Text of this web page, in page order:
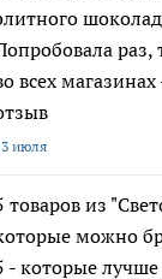
раз,
всех
июля
товаров из
можно
- которые